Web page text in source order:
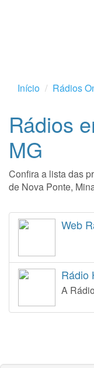
Início Rádios
Rádios
MG
Confira a lista das
de Nova Ponte,
Web
Rádio
A